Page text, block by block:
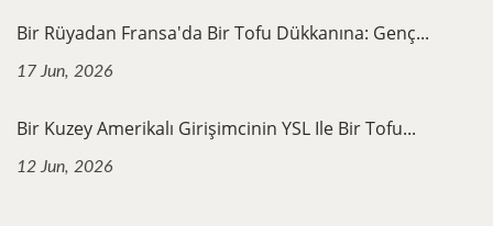
Bir Rüyadan Fransa'da Bir Tofu Dükkanına: Genç...
17 Jun, 2026
Bir Kuzey Amerikalı Girişimcinin YSL Ile Bir Tofu...
12 Jun, 2026